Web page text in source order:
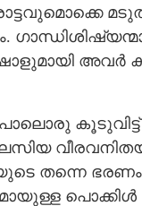
അവർ
കൂടുവിട്ട്
തന്നെ ഭരണം
പൊക്കിൾ